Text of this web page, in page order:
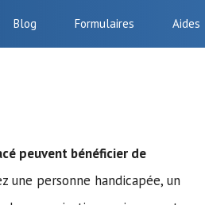
Blog Formulaires Aides
peuvent bénéficier de
une personne handicapée, un